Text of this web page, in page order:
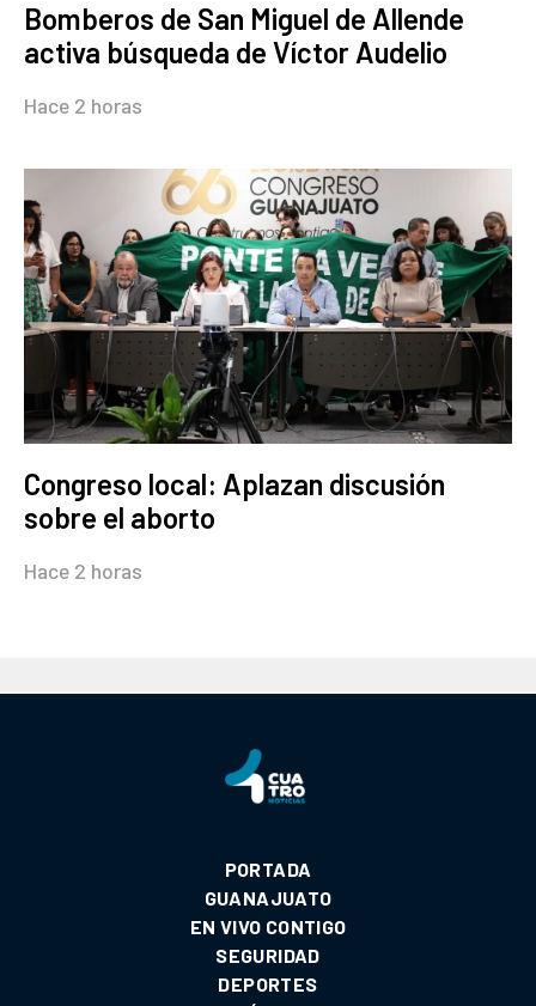
Bomberos de San Miguel de Allende
activa búsqueda de Víctor Audelio
Hace 2 horas
Congreso local: Aplazan discusión
sobre el aborto
Hace 2 horas
PORTADA
GUANAJUATO
EN VIVO CONTIGO
SEGURIDAD
DEPORTES